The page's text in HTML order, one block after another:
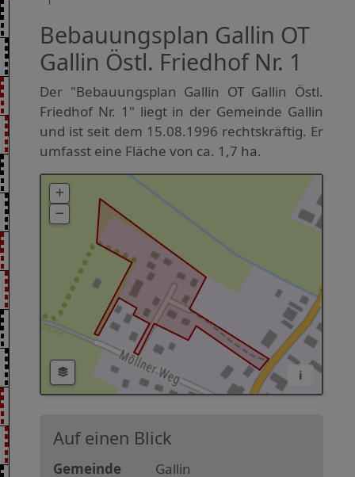
Bebauungsplan Gallin OT
Gallin Östl. Friedhof Nr. 1
Der "Bebauungsplan Gallin OT Gallin Östl.
Friedhof Nr. 1" liegt in der Gemeinde Gallin
und ist seit dem 15.08.1996 rechtskräftig. Er
umfasst eine Fläche von ca. 1,7 ha.
i
Auf einen Blick
Gemeinde
Gallin